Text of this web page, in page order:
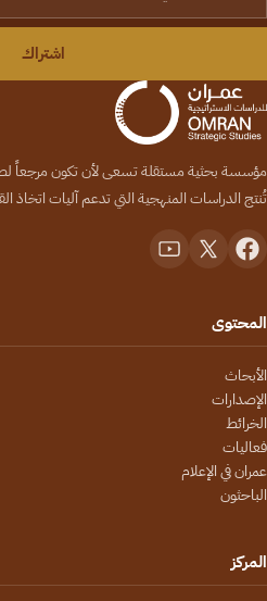
اشتراك
مؤسسة بحثية مستقلة تسعى لأن تكون مرجعاً
تُنتج الدراسات المنهجية التي تدعم آليات اتخاذ
المحتوى
الأبحاث
الإصدارات
الخرائط
فعاليات
عمران في الإعلام
الباحثون
المركز